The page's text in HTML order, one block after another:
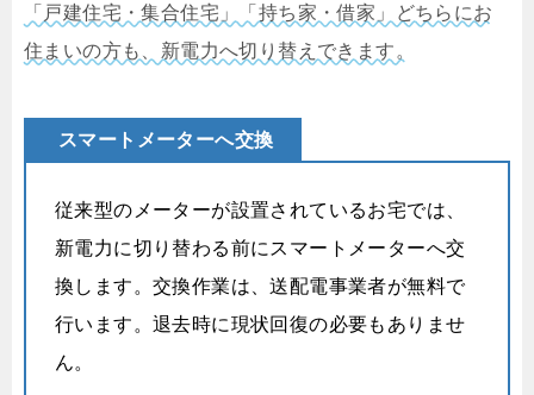
「戸建住宅・集合住宅」「持ち家・借家」どちらにお
住まいの方も、新電力へ切り替えできます。
スマートメーターへ交換
従来型のメーターが設置されているお宅では、
新電力に切り替わる前にスマートメーターへ交
換します。交換作業は、送配電事業者が無料で
行います。退去時に現状回復の必要もありませ
ん。